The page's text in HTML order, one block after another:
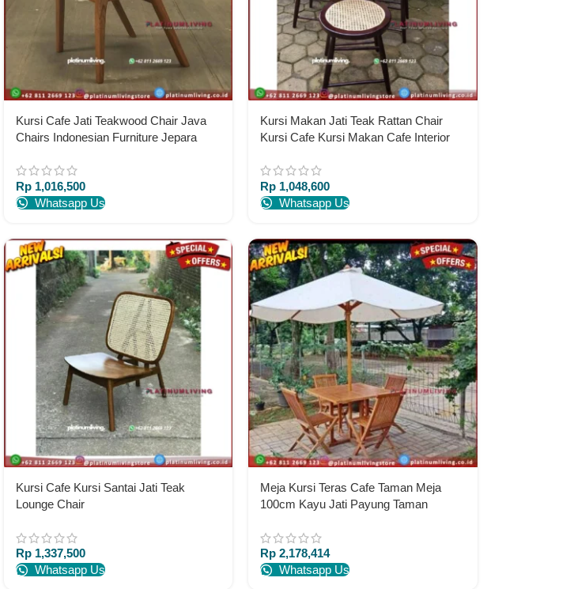
Kursi Cafe Jati Teakwood Chair Java
Chairs Indonesian Furniture Jepara
Rp1,016,500
Whatsapp Us
Kursi Makan Jati Teak Rattan Chair
Kursi Cafe Kursi Makan Cafe Interior
Rp 1,048,600
Whatsapp Us
Kursi Cafe Kursi Santai Jati Teak
Lounge Chair
Rp1,337,500
Whatsapp Us
Meja Kursi Teras Cafe Taman Meja
100cm Kayu Jati Payung Taman
Rp 2,178,414
Whatsapp Us